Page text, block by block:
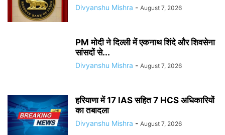
Divyanshu Mishra - August 7, 2026
PM मोदी ने दिल्ली में एकनाथ शिंदे और शिवसेना
सांसदों से...
Divyanshu Mishra - August 7, 2026
हरियाणा में 17 IAS सहित 7 HCS अधिकारियों
का तबादला
Divyanshu Mishra - August 7, 2026